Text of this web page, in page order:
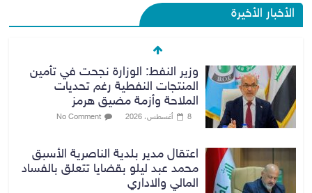
الأخبار الأخيرة
وزير النفط: الوزارة نجحت في تأمين
المنتجات النفطية رغم تحديات
الملاحة وأزمة مضيق هرمز
No Comment
اعتقال مدير بلدية الناصرية الأسبق
محمد عبد ليلو بقضايا تتعلق بالفساد
المالي والاداري